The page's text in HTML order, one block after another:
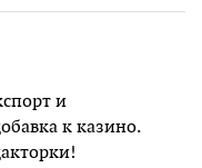
и
к казино.